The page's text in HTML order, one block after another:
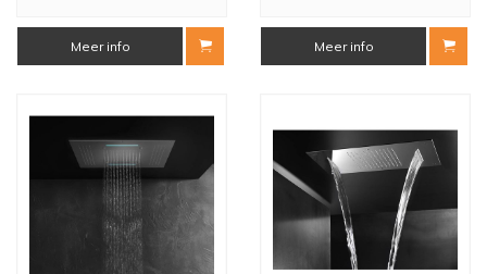
Meer info Meer info